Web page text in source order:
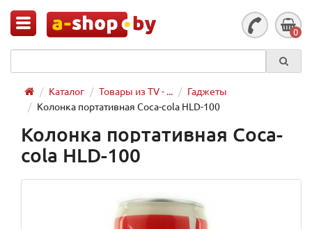
0
Каталог Товары из TV - ...
Гаджеты
Колонка портативная Coca-cola HLD-100
Колонка портативная Coca-
cola HLD-100